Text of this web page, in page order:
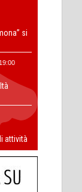
si
attività